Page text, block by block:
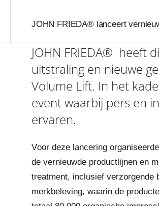
JOHN FRIEDA® lanceert
JOHN FRIEDA® heeft
uitstraling en nieuwe
Volume Lift. In het
event waarbij pers en
ervaren.
Voor deze lancering
de vernieuwde productlijnen en
treatment, inclusief verzorgende
merkbeleving, waarin de